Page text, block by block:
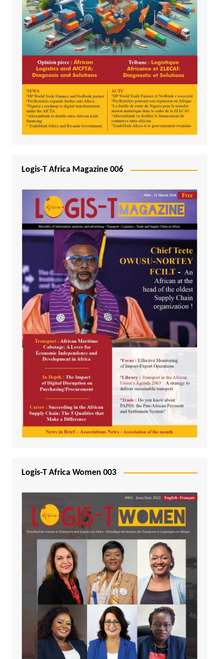
Logis-T Africa Magazine 006
Logis-T Africa Women 003